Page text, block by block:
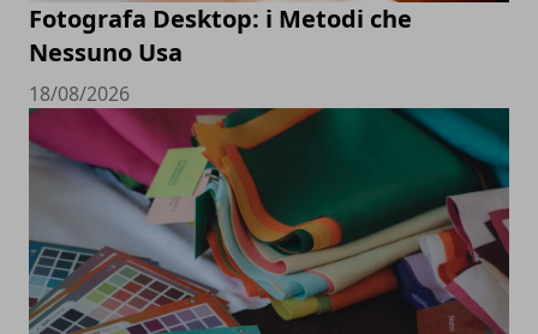
Fotografa Desktop: i Metodi che
Nessuno Usa
18/08/2026